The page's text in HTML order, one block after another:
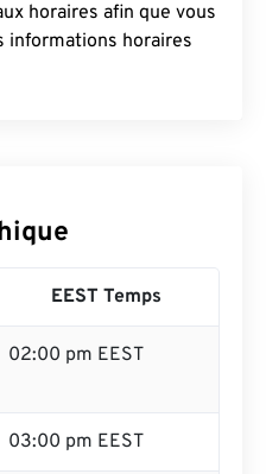
horaires afin que vous
informations horaires
EEST Temps
02:00 pm EEST
03:00 pm EEST